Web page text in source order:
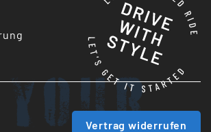
Vertrag widerrufen